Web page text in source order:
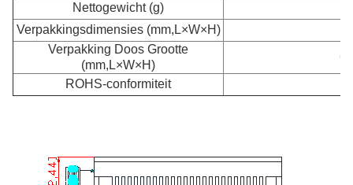
Nettogewicht (g)
Verpakkingsdimensies (mm,L×W×H)
Verpakking Doos Grootte
(mm,L×W×H)
ROHS-conformiteit